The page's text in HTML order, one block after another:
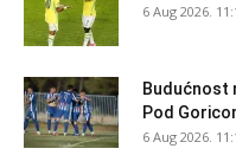
6 Aug 2026.
Budućnost
Pod
6 Aug 2026.